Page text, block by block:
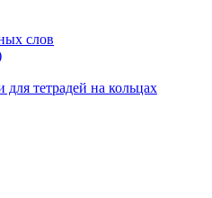
слов
тетрадей на кольцах